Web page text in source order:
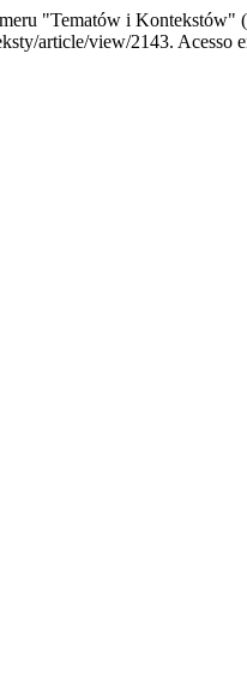
"Tematów i Kontekstów"
article/view/2143. Acesso